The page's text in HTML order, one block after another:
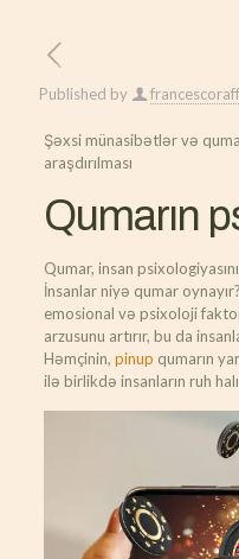
Published by
Şəxsi münasibətlər və
araşdırılması
Qumarın
Qumar, insan
İnsanlar niyə qumar
emosional və psixoloji
arzusunu artırır, bu da
Həmçinin, pinup qumarın
ilə birlikdə insanların ruh